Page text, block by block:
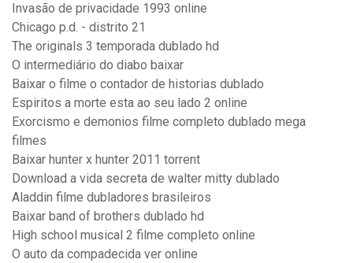
Invasão de privacidade 1993 online
Chicago p.d. - distrito 21
The originals 3 temporada dublado hd
O intermediário do diabo baixar
Baixar o filme o contador de historias dublado
Espiritos a morte esta ao seu lado 2 online
Exorcismo e demonios filme completo dublado mega
filmes
Baixar hunter x hunter 2011 torrent
Download a vida secreta de walter mitty dublado
Aladdin filme dubladores brasileiros
Baixar band of brothers dublado hd
High school musical 2 filme completo online
O auto da compadecida ver online